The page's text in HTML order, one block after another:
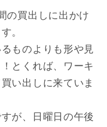
の買出しに出かけ
。
ものよりも形や見
とくれば、ワーキ
い出しに来ていま
が、日曜日の午後